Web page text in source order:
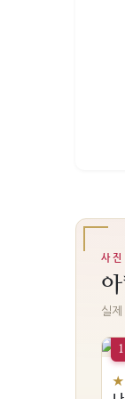
사
실
1
★